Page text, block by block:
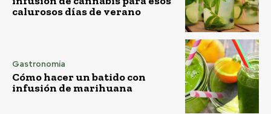
calurosos días de verano
Gastronomía
Cómo hacer un batido con
infusión de marihuana